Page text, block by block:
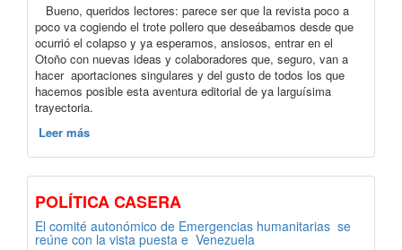
Bueno, queridos lectores: parece ser que la revista poco a
poco va cogiendo el trote pollero que deseábamos desde que
ocurrió el colapso y ya esperamos, ansiosos, entrar en el
Otoño con nuevas ideas y colaboradores que, seguro, van a
hacer aportaciones singulares y del gusto de todos los que
hacemos posible esta aventura editorial de ya larguísima
trayectoria.
Leer más
POLÍTICA CASERA
El comité autonómico de Emergencias humanitarias se
reúne con la vista puesta e Venezuela